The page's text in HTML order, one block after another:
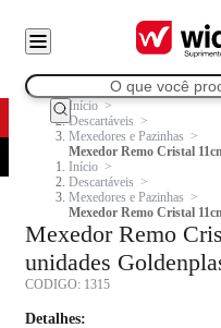
Início
Descartáveis
Mexedores e Pazinhas
Mexedor Remo Cristal
Início
Descartáveis
Mexedores e Pazinhas
Mexedor Remo Cristal
Mexedor Remo
unidades
CODIGO: 1315
Detalhes: